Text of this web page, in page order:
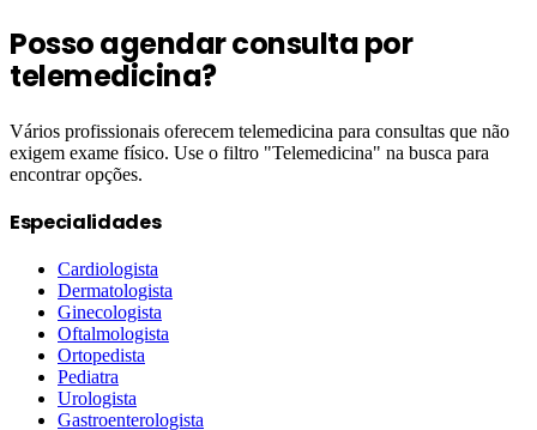
Posso agendar consulta por
telemedicina?
Vários profissionais oferecem telemedicina para consultas que não
exigem exame físico. Use o filtro "Telemedicina" na busca para
encontrar opções.
Especialidades
Cardiologista
Dermatologista
Ginecologista
Oftalmologista
Ortopedista
Pediatra
Urologista
Gastroenterologista